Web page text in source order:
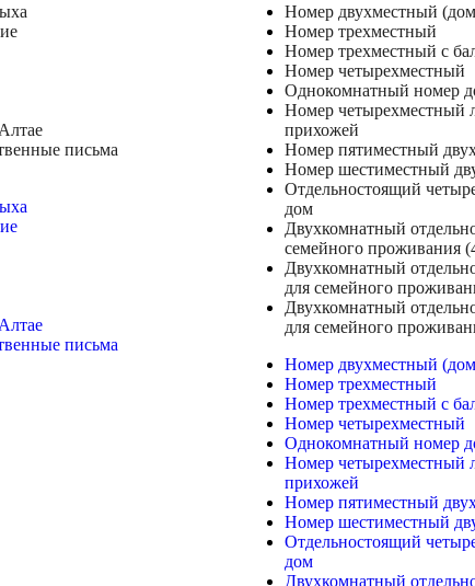
письма
письма
Номер двухместный
Номер трехместный
Номер трехместный с
Номер четырехместный
Однокомнатный номер
Номер четырехместный
прихожей
Номер пятиместный
Номер шестиместный
Отдельностоящий
дом
Двухкомнатный
семейного проживания
Двухкомнатный
для семейного
Двухкомнатный
для семейного
Номер двухместный
Номер трехместный
Номер трехместный с
Номер четырехместный
Однокомнатный номер
Номер четырехместный
прихожей
Номер пятиместный
Номер шестиместный
Отдельностоящий
дом
Двухкомнатный